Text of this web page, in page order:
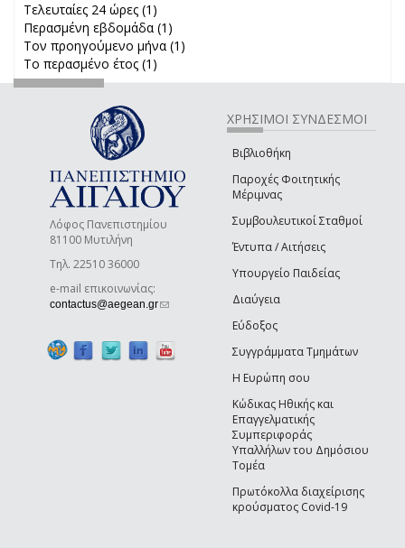
Τελευταίες 24 ώρες (1)
Περασμένη εβδομάδα (1)
Τον προηγούμενο μήνα (1)
Το περασμένο έτος (1)
Λόφος Πανεπιστημίου
81100 Μυτιλήνη
Τηλ. 22510 36000
e-mail επικοινωνίας:
contactus@aegean.gr(link sends e-mail)
ΧΡΗΣΙΜΟΙ ΣΥΝΔΕΣΜΟΙ
Βιβλιοθήκη
Παροχές Φοιτητικής
Μέριμνας
Συμβουλευτικοί Σταθμοί
Έντυπα / Αιτήσεις
Υπουργείο Παιδείας
Διαύγεια
Εύδοξος
Συγγράμματα Τμημάτων
Η Ευρώπη σου
Κώδικας Ηθικής και
Επαγγελματικής
Συμπεριφοράς
Υπαλλήλων του Δημόσιου
Τομέα
Πρωτόκολλα διαχείρισης
κρούσματος Covid-19